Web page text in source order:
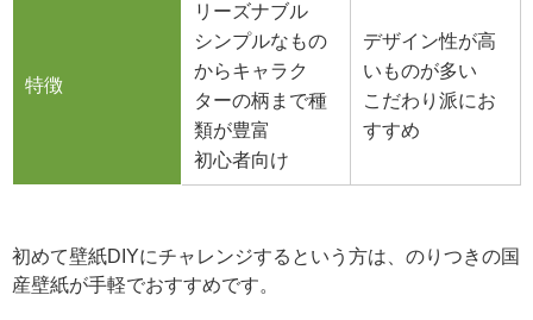
特徴
リーズナブル
シンプルなもの
からキャラク
ターの柄まで種
類が豊富
初心者向け
デザイン性が高
いものが多い
こだわり派にお
すすめ
初めて壁紙DIYにチャレンジするという方は、のりつきの国
産壁紙が手軽でおすすめです。